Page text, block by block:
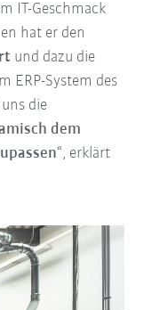
IT-Geschmack
hat er den
und dazu die
ERP-System des
die
dem
“, erklärt